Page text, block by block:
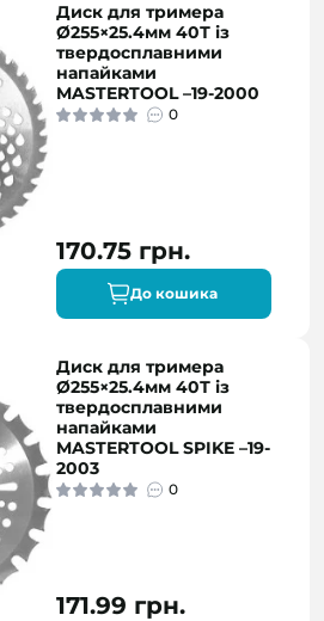
Диск для тримера
Ø255×25.4мм 40Т із
твердосплавними
напайками
MASTERTOOL –19-2000
0
170.75 грн.
До кошика
Диск для тримера
Ø255×25.4мм 40Т із
твердосплавними
напайками
MASTERTOOL SPIKE –19-
2003
0
171.99 грн.